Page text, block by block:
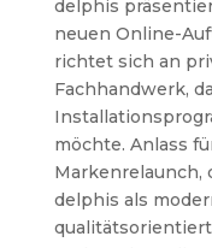
delphis
neuen Online-
richtet sich an
Fachhandwerk,
möchte. Anlass
Markenrelaunch,
delphis als